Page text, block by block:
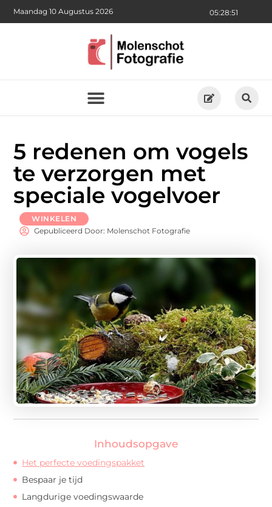
05:28:52
Maandag 10 Augustus 2026
5 redenen om vogels
te verzorgen met
speciale vogelvoer
WINKELEN
Gepubliceerd Door: Molenschot Fotografie
Inhoudsopgave
Het perfecte voedingspakket
Bespaar je tijd
Langdurige voedingswaarde